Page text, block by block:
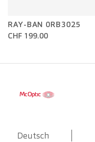
RAY-BAN 0RB3025
CHF 199.00
Deutsch